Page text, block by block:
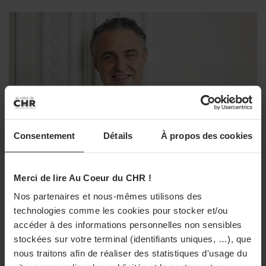
Consentement Détails À propos des cookies
Merci de lire Au Coeur du CHR !
Nos partenaires et nous-mêmes utilisons des
technologies comme les cookies pour stocker et/ou
accéder à des informations personnelles non sensibles
stockées sur votre terminal (identifiants uniques, …), que
nous traitons afin de réaliser des statistiques d'usage du
: Pithiviers Automnal, Magret de canard,
2e prix
Mathias Neto. Âgé de 19 ans également, originaire de
Paris, il est actuellement en seconde année de BTS MHR
au sein du restaurant Adour, de l’École Ducasse
Meudon (Hauts-de-Seine).
PRIX ET CONCOURS
La Liste : La Réserve Paris de nouveau
meilleur hôtel du monde
La Réserve Paris, situé dans le 8e arrondissement, est
classé meilleur hôtel du monde par La Liste pour la